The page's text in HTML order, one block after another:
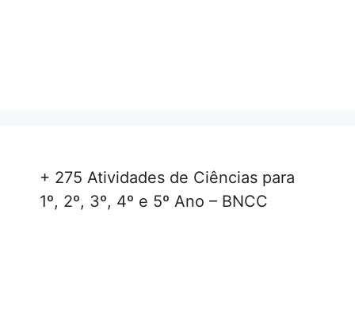
+ 275 Atividades de Ciências para
1º, 2º, 3º, 4º e 5º Ano – BNCC